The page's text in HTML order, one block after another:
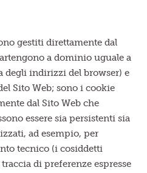
gestiti direttamente dal
a dominio uguale a
degli indirizzi del browser) e
Sito Web; sono i cookie
dal Sito Web che
essere sia persistenti sia
ad esempio, per
tecnico (i cosiddetti
di preferenze espresse